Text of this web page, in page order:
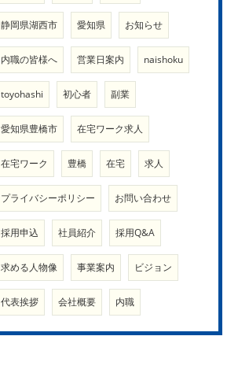
静岡県湖西市 愛知県 お知らせ
内職の皆様へ 営業日案内 naishoku
toyohashi 初心者 副業
愛知県豊橋市 在宅ワーク求人
在宅ワーク 豊橋 在宅 求人
プライバシーポリシー お問い合わせ
採用申込 社員紹介 採用Q&A
求める人物像 事業案内 ビジョン
代表挨拶 会社概要 内職